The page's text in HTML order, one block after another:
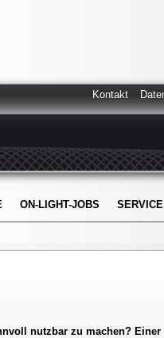
Kontakt
ON-LIGHT-JOBS SERVICE
nutzbar zu machen? Einer